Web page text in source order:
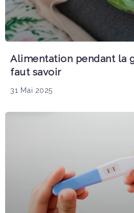
Alimentation pendant la
faut savoir
31 Mai 2025